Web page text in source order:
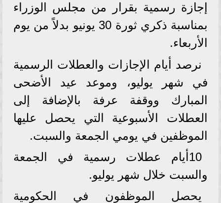
إجازة رسمية بقرار من مجلس الوزراء
بمناسبة ذكري ثورة 30 يونيو بدلاً من يوم
الأربعاء.
نرصد أيام الإجازات والعطلات الرسمية
في شهر يوليو، وموعد عيد الأضحى
المبارك ووقفة عرفة بالإضافة إلى
العطلات الأسبوعية التي يحصل عليها
الموظفين في يومي الجمعة والسبت.
10أيام عطلات رسمية في الجمعة
والسبت خلال شهر يوليو.
يحصل الموظفون في الحكومية